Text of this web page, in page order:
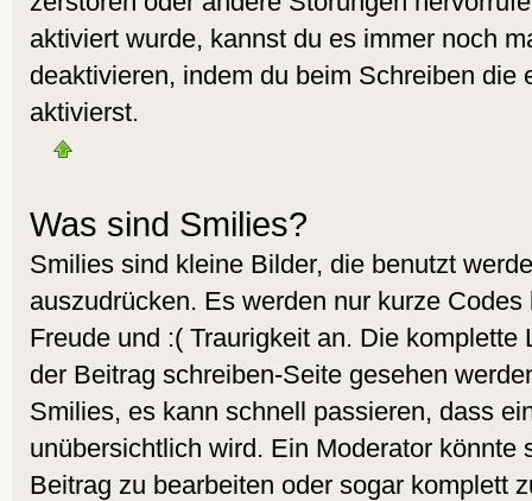
aktiviert wurde, kannst du es immer noch
deaktivieren, indem du beim Schreiben die
aktivierst.
Was sind Smilies?
Smilies sind kleine Bilder, die benutzt
auszudrücken. Es werden nur kurze
Freude und :( Traurigkeit an. Die
der Beitrag schreiben-Seite gesehen
Smilies, es kann schnell passieren, dass
unübersichtlich wird. Ein Moderator könnte
Beitrag zu bearbeiten oder sogar komplett